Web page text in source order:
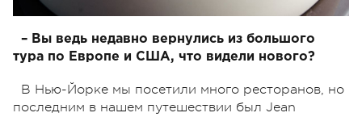
– Вы ведь недавно вернулись из большого
тура по Европе и США, что видели нового?
В Нью-Йорке мы посетили много ресторанов, но
последним в нашем путешествии был Jean